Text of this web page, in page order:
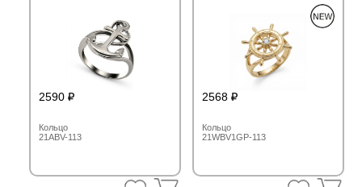
2568
Кольцо
21WBV1GP-113
2590
Кольцо
21ABV-113